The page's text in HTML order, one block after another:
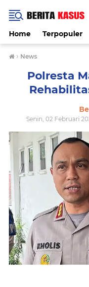
Home Terpopuler
› News
Polresta
Senin, 02 Februari